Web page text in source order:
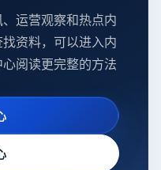
运营观察和热点内
资料，可以进入内
阅读更完整的方法